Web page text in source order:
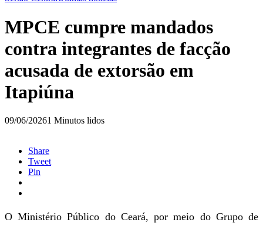
MPCE cumpre mandados
contra integrantes de facção
acusada de extorsão em
Itapiúna
09/06/20261 Minutos lidos
Share
Tweet
Pin
O Ministério Público do Ceará, por meio do Grupo de